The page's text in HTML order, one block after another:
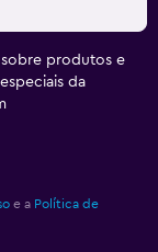
produtos e
da
e a Política de